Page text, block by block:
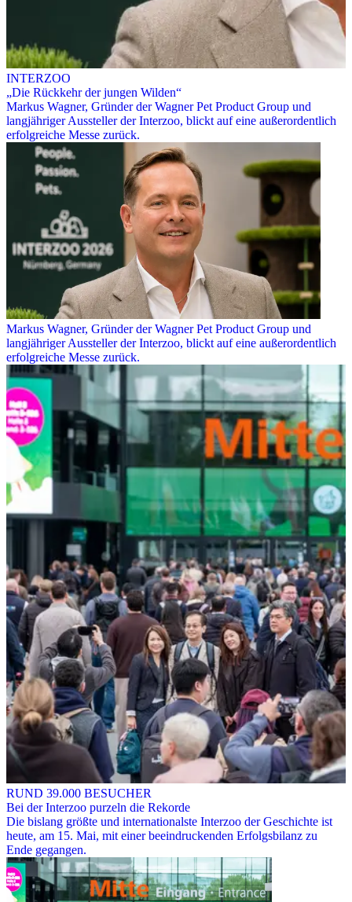
INTERZOO
„Die Rückkehr der jungen Wilden“
Markus Wagner, Gründer der Wagner Pet Product Group und
langjähriger Aussteller der Interzoo, blickt auf eine außerordentlich
erfolgreiche Messe zurück.
Markus Wagner, Gründer der Wagner Pet Product Group und
langjähriger Aussteller der Interzoo, blickt auf eine außerordentlich
erfolgreiche Messe zurück.
RUND 39.000 BESUCHER
Bei der Interzoo purzeln die Rekorde
Die bislang größte und internationalste Interzoo der Geschichte ist
heute, am 15. Mai, mit einer beeindruckenden Erfolgsbilanz zu
Ende gegangen.